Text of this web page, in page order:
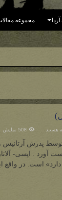
مجموعه
هستند 508 نمایش
توسط پدرش
آورد . اپسی-
است. در واقع